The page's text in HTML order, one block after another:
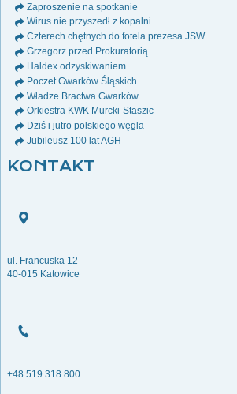
Zaproszenie na spotkanie
Wirus nie przyszedł z kopalni
Czterech chętnych do fotela prezesa JSW
Grzegorz przed Prokuratorią
Haldex odzyskiwaniem
Poczet Gwarków Śląskich
Władze Bractwa Gwarków
Orkiestra KWK Murcki-Staszic
Dziś i jutro polskiego węgla
Jubileusz 100 lat AGH
KONTAKT
ul. Francuska 12
40-015 Katowice
+48 519 318 800